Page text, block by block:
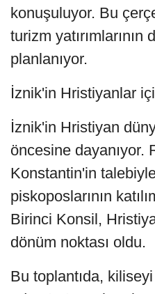
konuşuluyor. Bu
turizm yatırımlarının
planlanıyor.
İznik'in Hristiyanlar
İznik'in Hristiyan
öncesine dayanıyor.
Konstantin'in
piskoposlarının
Birinci Konsil,
dönüm noktası oldu.
Bu toplantıda,